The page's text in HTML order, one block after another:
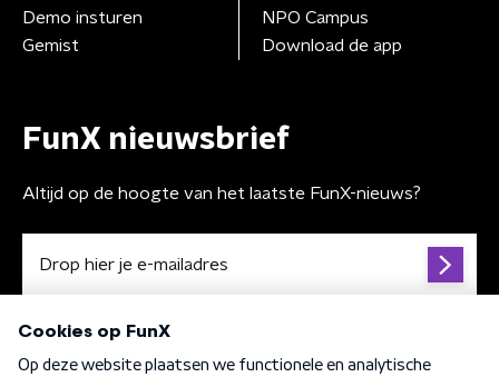
Demo insturen
Gemist
NPO Campus
Download de app
FunX nieuwsbrief
Altijd op de hoogte van het laatste FunX-nieuws?